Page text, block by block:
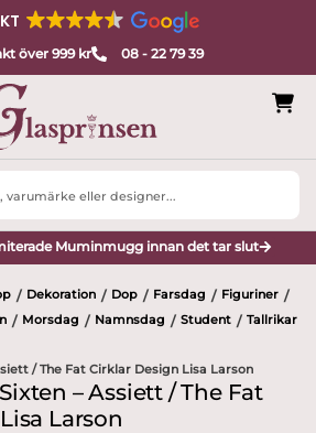
över 999 kr 08 - 22 79 39
Muminmugg innan det tar slut
/ Dekoration / Dop / Farsdag / Figuriner /
/ Morsdag / Namnsdag / Student / Tallrikar
/ The Fat Cirklar Design Lisa Larson
– Assiett / The Fat
Larson